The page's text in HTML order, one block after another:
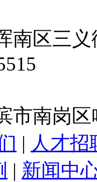
南区三
市南岗
| 人才招
| 新闻中